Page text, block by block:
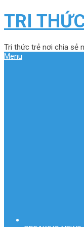
TRI
Tri thức trẻ nơi chia sẻ
Menu